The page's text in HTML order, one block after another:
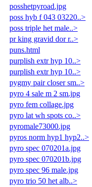
posshetpyroad.jpg
poss hyb f 043 03220..>
poss triple het male..>
pr king gravid dor r..>
puns.html
purplish extr hyp 10..>
purplish extr hyp 10..>
pygmy pair closer sm..>
pyro 4 sale m 2 sm.jpg
pyro fem collage.jpg
pyro lat wh spots co..>
pyromale73000.jpg
pyros norm hyp1 hyp2..>
pyro spec 070201a.jpg
pyro spec 070201b.jpg
pyro spec 96 male.jpg
pyro trio 50 het alb..>